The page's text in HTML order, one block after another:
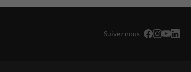
Suivez nous